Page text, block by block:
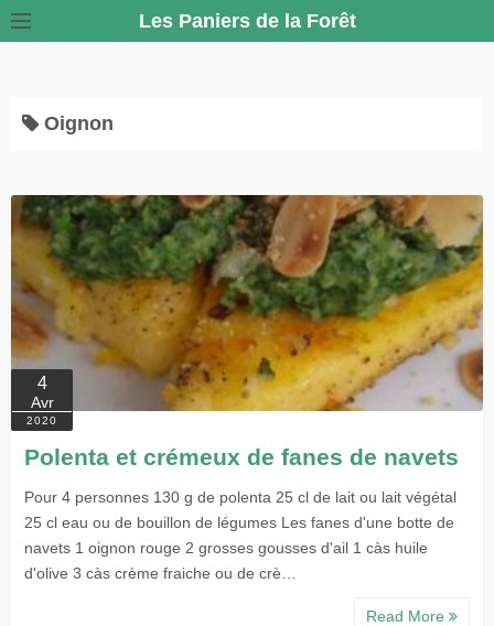
k
Les Paniers de la Forêt
Oignon
4
Avr
2020
Polenta et crémeux de fanes de navets
Pour 4 personnes 130 g de polenta 25 cl de lait ou lait végétal
25 cl eau ou de bouillon de légumes Les fanes d'une botte de
navets 1 oignon rouge 2 grosses gousses d'ail 1 càs huile
d'olive 3 càs crème fraiche ou de crè…
Read More